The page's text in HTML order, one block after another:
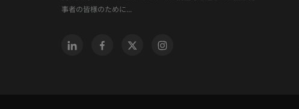
事者の皆様のために...